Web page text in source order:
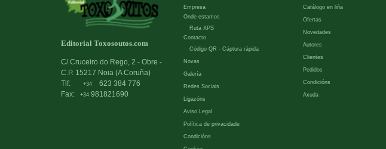
Editorial Toxosoutos.com
C/ Cruceiro do Rego, 2 - Obre -
C.P. 15217 Noia (A Coruña)
Tlf:
+34
623 384 776
Fax:
+34 981821690
Empresa
Onde estamos
Ruta XPS
Contacto
Código QR - Cáptura rápida
Novas
Galería
Redes Sociais
Ligazóns
Aviso Legal
Política de privacidade
Condicións
Catálogo en liña
Ofertas
Novedades
Autores
Clientes
Pedidos
Condicións
Axuda